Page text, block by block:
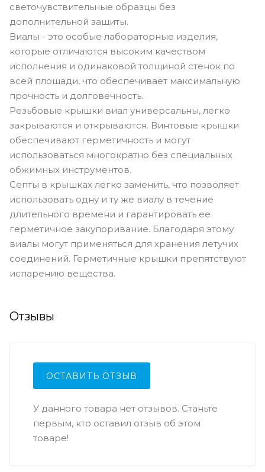
светочувствительные образцы без
дополнительной защиты.
Виалы - это особые лабораторные изделия,
которые отличаются высоким качеством
исполнения и одинаковой толщиной стенок по
всей площади, что обеспечивает максимальную
прочность и долговечность.
Резьбовые крышки виал универсальны, легко
закрываются и открываются. Винтовые крышки
обеспечивают герметичность и могут
использоваться многократно без специальных
обжимных инструментов.
Септы в крышках легко заменить, что позволяет
использовать одну и ту же виалу в течение
длительного времени и гарантировать ее
герметичное закупоривание. Благодаря этому
виалы могут применяться для хранения летучих
соединений. Герметичные крышки препятствуют
испарению вещества.
Отзывы
ОСТАВИТЬ ОТЗЫВ
У данного товара нет отзывов. Станьте
первым, кто оставил отзыв об этом
товаре!